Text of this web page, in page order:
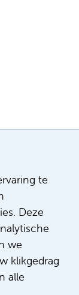
te
Deze
we
klikgedrag
alle